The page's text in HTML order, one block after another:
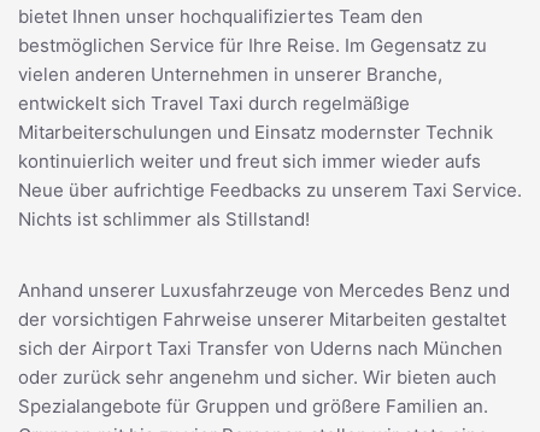
bietet Ihnen unser hochqualifiziertes Team den
bestmöglichen Service für Ihre Reise. Im Gegensatz zu
vielen anderen Unternehmen in unserer Branche,
entwickelt sich Travel Taxi durch regelmäßige
Mitarbeiterschulungen und Einsatz modernster Technik
kontinuierlich weiter und freut sich immer wieder aufs
Neue über aufrichtige Feedbacks zu unserem Taxi Service.
Nichts ist schlimmer als Stillstand!
Anhand unserer Luxusfahrzeuge von Mercedes Benz und
der vorsichtigen Fahrweise unserer Mitarbeiten gestaltet
sich der Airport Taxi Transfer von Uderns nach München
oder zurück sehr angenehm und sicher. Wir bieten auch
Spezialangebote für Gruppen und größere Familien an.